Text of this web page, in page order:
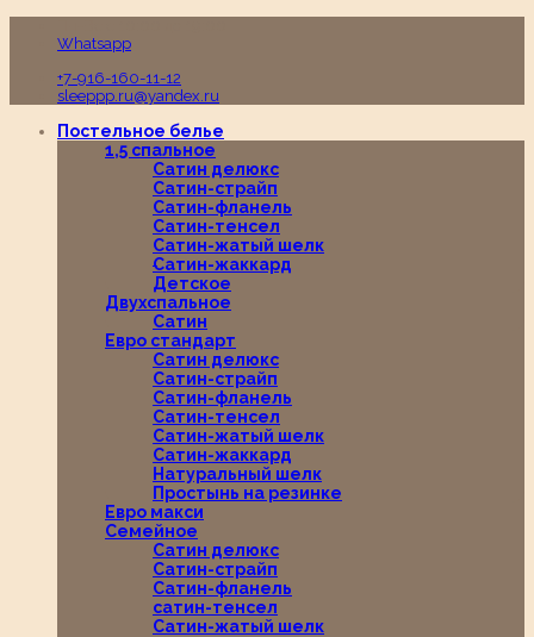
Whatsapp
+7-916-160-11-12
sleeppp.ru@yandex.ru
Постельное белье
1,5 спальное
Сатин делюкс
Сатин-страйп
Сатин-фланель
Сатин-тенсел
Сатин-жатый шелк
Сатин-жаккард
Детское
Двухспальное
Сатин
Евро стандарт
Сатин делюкс
Сатин-страйп
Сатин-фланель
Сатин-тенсел
Сатин-жатый шелк
Сатин-жаккард
Натуральный шелк
Простынь на резинке
Евро макси
Семейное
Сатин делюкс
Сатин-страйп
Сатин-фланель
сатин-тенсел
Сатин-жатый шелк